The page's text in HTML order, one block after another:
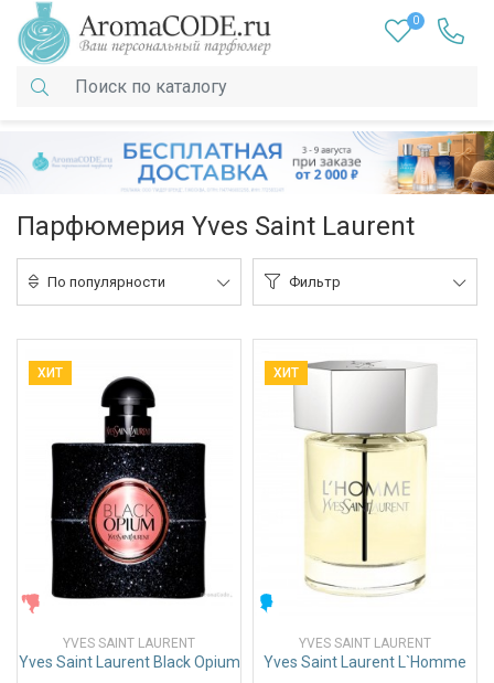
0
Парфюмерия Yves Saint Laurent
По популярности Фильтр
ХИТ
ЖЕНСКИЕ
YVES SAINT LAURENT
Yves Saint Laurent Black Opium
ХИТ
YVES SAINT LAURENT
Yves Saint Laurent L`Homme